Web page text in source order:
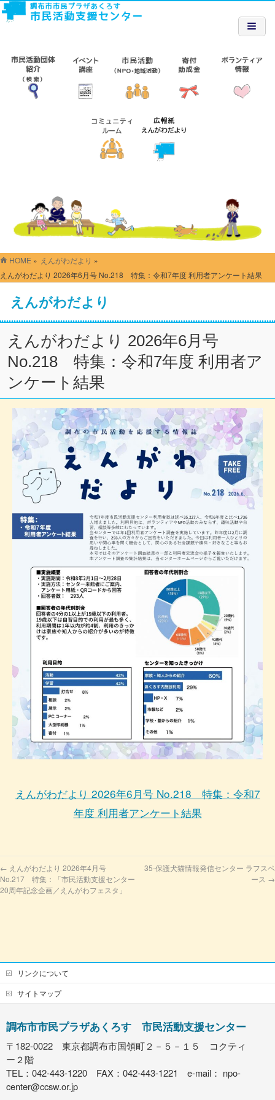
HOME » えんがわだより »
えんがわだより 2026年6月号 No.218 特集：令和7年度 利用者アンケート結果
えんがわだより
えんがわだより 2026年6月号
No.218 特集：令和7年度 利用者ア
ンケート結果
えんがわだより 2026年6月号 No.218 特集：令和7
年度 利用者アンケート結果
← えんがわだより 2026年4月号
No.217 特集：「市民活動支援センター
20周年記念企画／えんがわフェスタ」
35-保護犬猫情報発信センター ラフスペ
ース →
リンクについて
サイトマップ
調布市市民プラザあくろす 市民活動支援センター
〒182-0022 東京都調布市国領町２－５－１５ コクティ
ー２階
TEL：042-443-1220 FAX：042-443-1221 e-mail： npo-
center@ccsw.or.jp